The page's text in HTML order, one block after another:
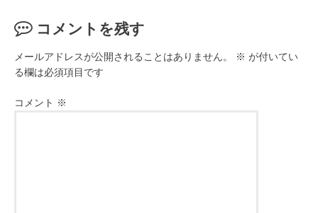
コメントを残す
メールアドレスが公開されることはありません。 ※ が付いてい
る欄は必須項目です
コメント ※